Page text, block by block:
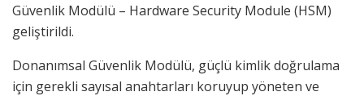
Güvenlik Modülü – Hardware Security Module (HSM)
geliştirildi.
Donanımsal Güvenlik Modülü, güçlü kimlik doğrulama
için gerekli sayısal anahtarları koruyup yöneten ve